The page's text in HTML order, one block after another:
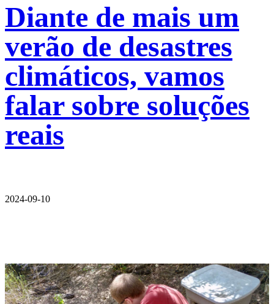
Diante de mais um
verão de desastres
climáticos, vamos
falar sobre soluções
reais
2024-09-10